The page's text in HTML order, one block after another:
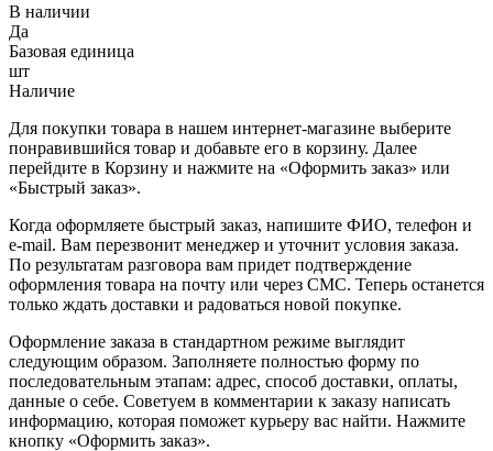
В наличии
Да
Базовая единица
шт
Наличие
Для покупки товара в нашем интернет-магазине выберите
понравившийся товар и добавьте его в корзину. Далее
перейдите в Корзину и нажмите на «Оформить заказ» или
«Быстрый заказ».
Когда оформляете быстрый заказ, напишите ФИО, телефон и
e-mail. Вам перезвонит менеджер и уточнит условия заказа.
По результатам разговора вам придет подтверждение
оформления товара на почту или через СМС. Теперь останется
только ждать доставки и радоваться новой покупке.
Оформление заказа в стандартном режиме выглядит
следующим образом. Заполняете полностью форму по
последовательным этапам: адрес, способ доставки, оплаты,
данные о себе. Советуем в комментарии к заказу написать
информацию, которая поможет курьеру вас найти. Нажмите
кнопку «Оформить заказ».